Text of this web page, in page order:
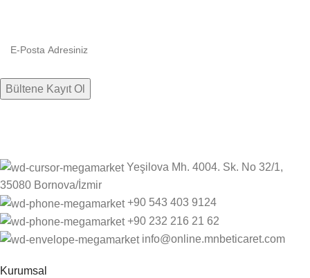
Yeşilova Mh. 4004. Sk. No 32/1,
35080 Bornova/İzmir
+90 543 403 9124
‎+90 232 216 21 62
info@online.mnbeticaret.com
Kurumsal